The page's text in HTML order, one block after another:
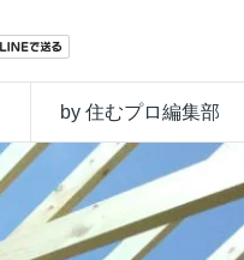
by 住むプロ編集部